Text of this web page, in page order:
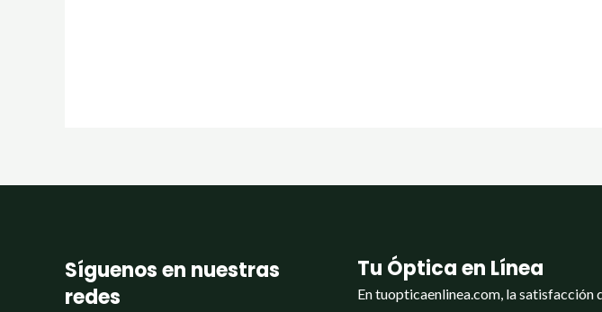
Síguenos en nuestras
redes
Tu Óptica en Línea
En tuopticaenlinea.com, la satisfacción